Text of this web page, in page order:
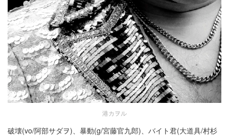
港カヲル
破壊(vo/阿部サダヲ)、暴動(g/宮藤官九郎)、バイト君(大道具/村杉